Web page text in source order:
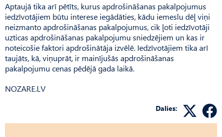
Aptaujā tika arī pētīts, kurus apdrošināšanas pakalpojumus
iedzīvotājiem būtu interese iegādāties, kādu iemeslu dēļ viņi
neizmanto apdrošināšanas pakalpojumus, cik ļoti iedzīvotāji
uzticas apdrošināšanas pakalpojumu sniedzējiem un kas ir
noteicošie faktori apdrošinātāja izvēlē. Iedzīvotājiem tika arī
taujāts, kā, viņuprāt, ir mainījušās apdrošināšanas
pakalpojumu cenas pēdējā gada laikā.
NOZARE.LV
Dalies: